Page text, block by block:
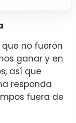
no fueron
ganar y en
así que
responda
fuera de